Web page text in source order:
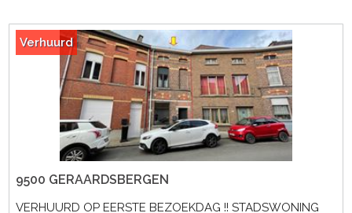
Verhuurd
9500 GERAARDSBERGEN
VERHUURD OP EERSTE BEZOEKDAG !! STADSWONING